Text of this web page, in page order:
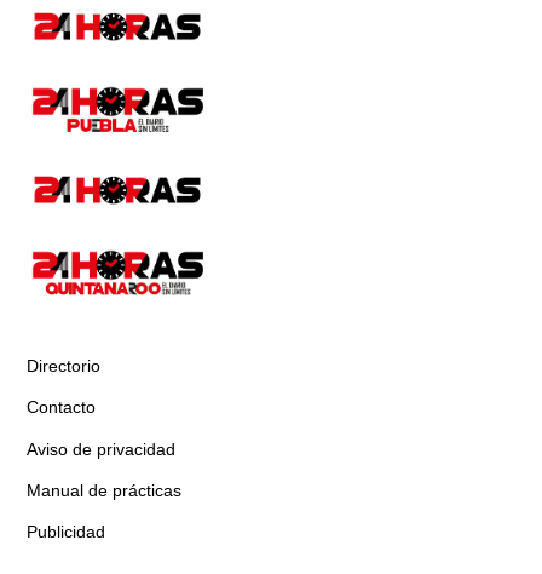
Directorio
Contacto
Aviso de privacidad
Manual de prácticas
Publicidad